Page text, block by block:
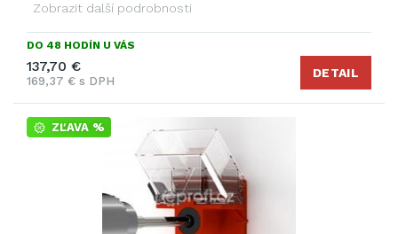
Zobrazit další podrobnosti
DO 48 HODÍN U VÁS
137,70 €
169,37 € s DPH
DETAIL
ZĽAVA %